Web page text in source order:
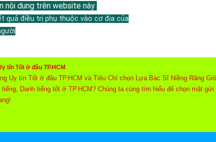
tín Tốt ở đâu TP.HCM
Uy tín Tốt ở đâu TP.HCM và Tiêu Chí chọn Lựa Bác Sĩ Niềng Răng
Danh tiếng tốt ở TP.HCM? Chúng ta cùng tìm hiểu để chọn mặt
nội dung trên website này
quả điều trị phụ thuộc vào cơ địa của